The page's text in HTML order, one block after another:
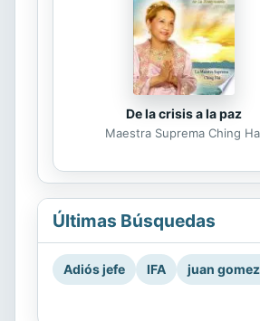
De la crisis a la paz
Maestra Suprema Ching
Últimas Búsquedas
Adiós jefe IFA juan